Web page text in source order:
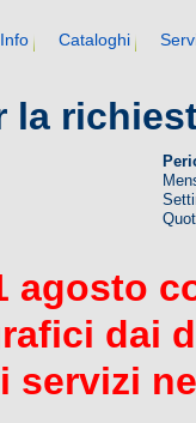
Info Cataloghi
la
agosto
dai
servizi